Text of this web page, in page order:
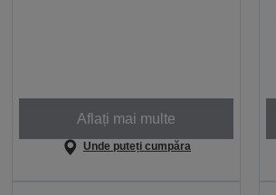
Aflați mai multe
Unde puteți cumpăra